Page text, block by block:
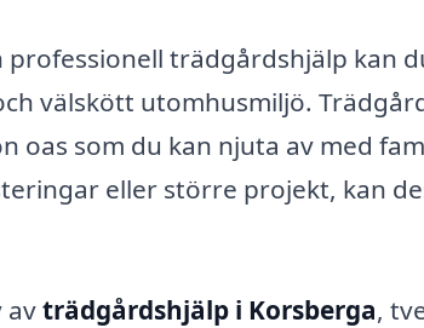
trädgårdshjälp kan
välskött utomhusmiljö.
oas som du kan njuta av med
eller större projekt, kan
avträdgårdshjälp i Korsberga,